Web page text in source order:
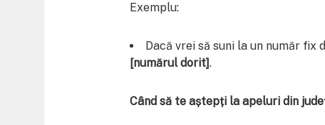
Exemplu:
Dacă vrei să suni la un număr
[numărul dorit].
Când să te aștepți la apeluri din